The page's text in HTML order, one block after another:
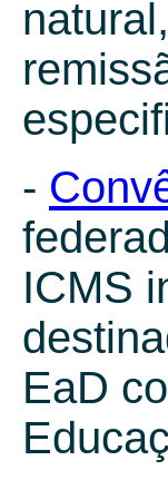
-
ICMS
EaD